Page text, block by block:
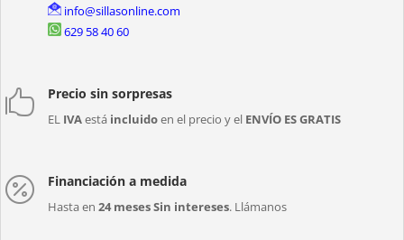
info@sillasonline.com
629 58 40 60
 Precio sin sorpresas
EL IVAestá incluidoen el precio y el ENVÍO ES GRATIS
 Financiación a medida
Hasta en 24 meses Sin intereses. Llámanos